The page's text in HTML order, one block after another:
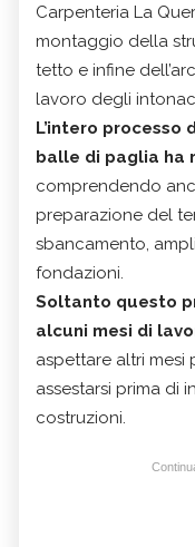
Carpenteria La
montaggio della
tetto e infine
lavoro degli
L’intero processo
balle di paglia ha
comprendendo
preparazione del
sbancamento,
fondazioni.
Soltanto questo
alcuni mesi di
aspettare altri mesi
assestarsi prima di
costruzioni.